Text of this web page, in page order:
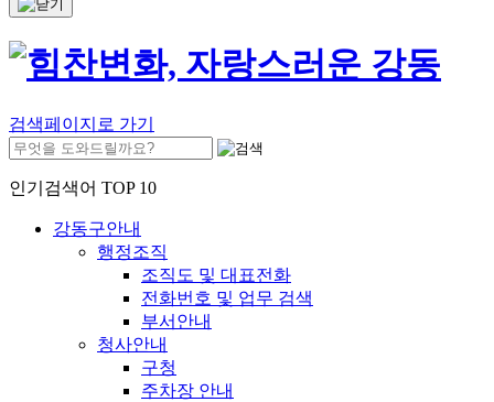
검색페이지로 가기
인기검색어 TOP 10
강동구안내
행정조직
조직도 및 대표전화
전화번호 및 업무 검색
부서안내
청사안내
구청
주차장 안내